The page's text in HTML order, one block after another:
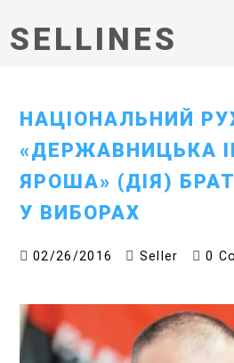
SELLINES
НАЦІОНАЛЬНИЙ
«ДЕРЖАВНИЦЬКА
ЯРОША» (ДІЯ)
У ВИБОРАХ
02/26/2016 Seller 0